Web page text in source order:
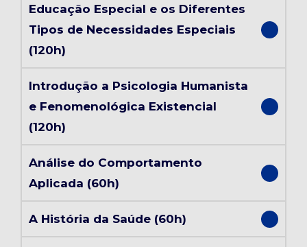
Educação Especial e os Diferentes
Tipos de Necessidades Especiais
(120h)
Introdução a Psicologia Humanista
e Fenomenológica Existencial
(120h)
Análise do Comportamento
Aplicada (60h)
A História da Saúde (60h)